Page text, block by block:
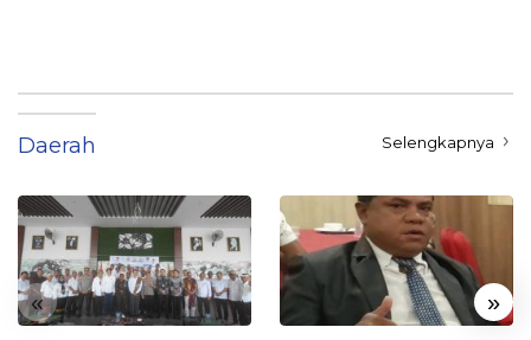
Daerah Selengkapnya
« »